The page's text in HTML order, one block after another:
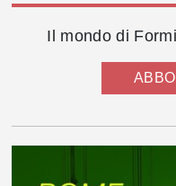
Il mondo di